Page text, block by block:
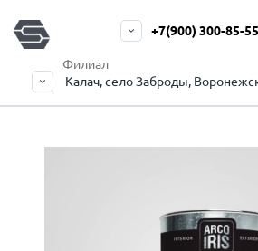
Филиал
Калач, село Заброды,
+7(900) 300-85-55